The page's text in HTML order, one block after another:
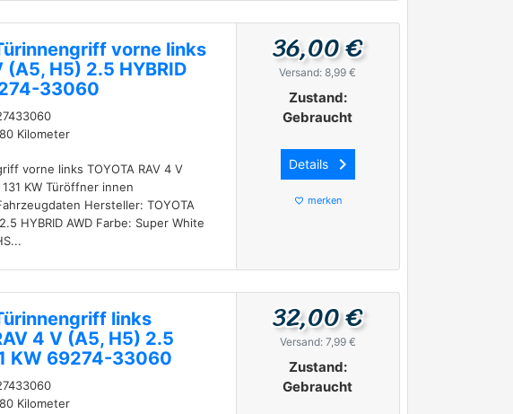
vorne links
(A5, H5) 2.5 HYBRID
33060
Kilometer
vorne links TOYOTA RAV 4 V
KW Türöffner innen
Hersteller: TOYOTA
HYBRID AWD Farbe: Super White
36,00 €
Versand: 8,99 €
Zustand:
Gebraucht
Details keyboard_arrow_right
favorite_border merken
links
4 V (A5, H5) 2.5
KW 69274-33060
Kilometer
32,00 €
Versand: 7,99 €
Zustand:
Gebraucht